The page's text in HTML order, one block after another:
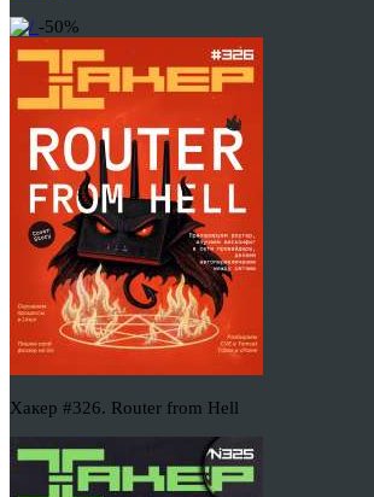
-50%
Хакер #326. Router from Hell